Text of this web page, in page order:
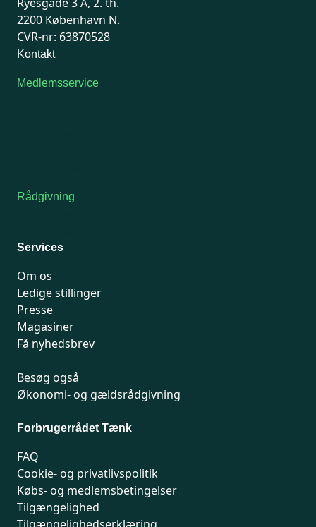
2200 København N.
CVR-nr: 63870528
Kontakt
Medlemsservice
Rådgivning
Services
Om os
Ledige stillinger
Presse
Magasiner
Få nyhedsbrev
Besøg også
Økonomi- og gældsrådgivning
Forbrugerrådet Tænk
FAQ
Cookie- og privatlivspolitik
Købs- og medlemsbetingelser
Tilgængelighed